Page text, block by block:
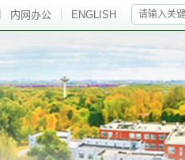
内网办公 ENGLISH